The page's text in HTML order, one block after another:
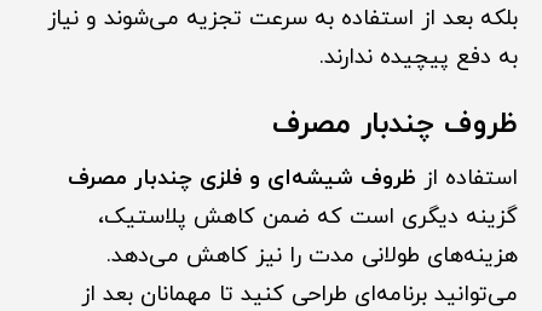
بلکه بعد از استفاده به سرعت تجزیه می‌شوند و نیاز
به دفع پیچیده ندارند.
ظروف چندبار مصرف
استفاده از ظروف شیشه‌ای و فلزی چندبار مصرف
گزینه دیگری است که ضمن کاهش پلاستیک،
هزینه‌های طولانی مدت را نیز کاهش می‌دهد.
می‌توانید برنامه‌ای طراحی کنید تا مهمانان بعد از